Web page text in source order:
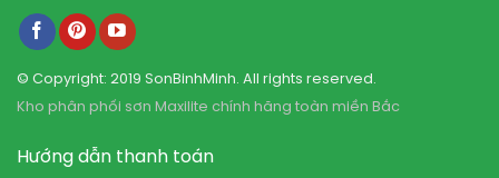
© Copyright: 2019 SonBinhMinh. All rights reserved.
Kho phân phối sơn Maxilite chính hãng toàn miền Bắc
Hướng dẫn thanh toán